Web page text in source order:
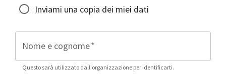
Inviami una copia dei miei dati
Nome e cognome*
Questo sarà utilizzato dall'organizzazione per identificarti.